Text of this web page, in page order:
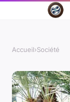
Accueil›Société